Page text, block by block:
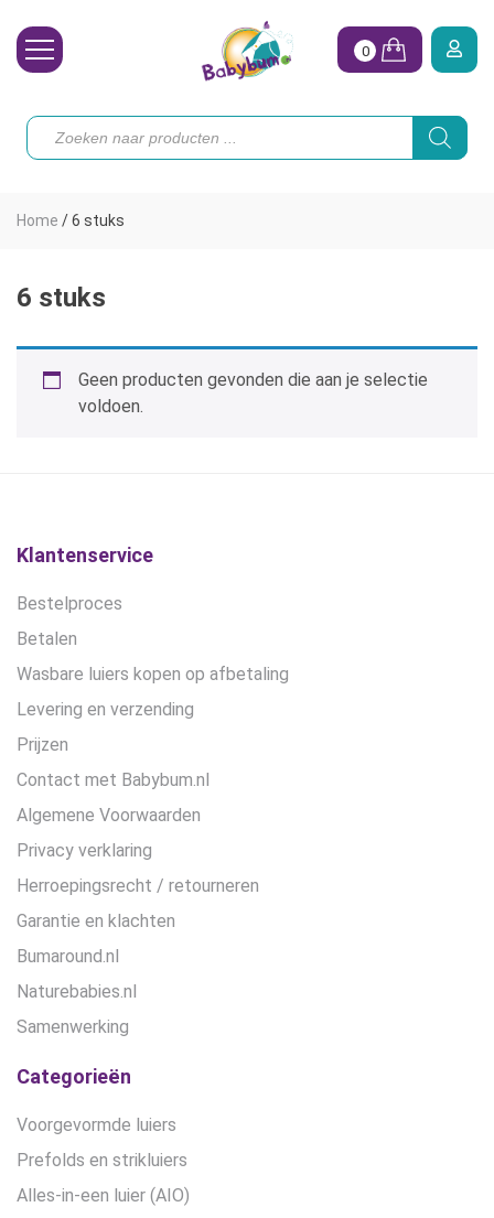
Toebehoren
Koopjes
Hoe begin ik?
0
Producten
zoeken
Home /6 stuks
6 stuks
Geen producten gevonden die aan je selectie
voldoen.
Klantenservice
Bestelproces
Betalen
Wasbare luiers kopen op afbetaling
Levering en verzending
Prijzen
Contact met Babybum.nl
Algemene Voorwaarden
Privacy verklaring
Herroepingsrecht / retourneren
Garantie en klachten
Bumaround.nl
Naturebabies.nl
Samenwerking
Categorieën
Voorgevormde luiers
Prefolds en strikluiers
Alles-in-een luier (AIO)